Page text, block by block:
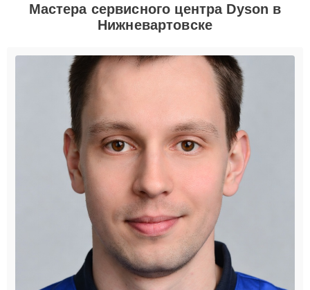
Мастера сервисного центра Dyson в
Нижневартовске